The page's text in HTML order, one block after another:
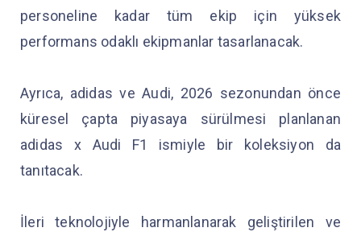
personeline kadar tüm ekip için yüksek
performans odaklı ekipmanlar tasarlanacak.
Ayrıca, adidas ve Audi, 2026 sezonundan önce
küresel çapta piyasaya sürülmesi planlanan
adidas x Audi F1 ismiyle bir koleksiyon da
tanıtacak.
İleri teknolojiyle harmanlanarak geliştirilen ve